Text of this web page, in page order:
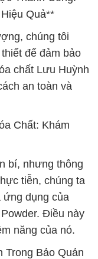
Quả**
chúng tôi
để đảm bảo
chất Lưu Huỳnh
an toàn và
Chất: Khám
bí, nhưng thông
tiễn, chúng ta
ứng dụng của
Điều này
năng của nó.
Trong Bảo Quản